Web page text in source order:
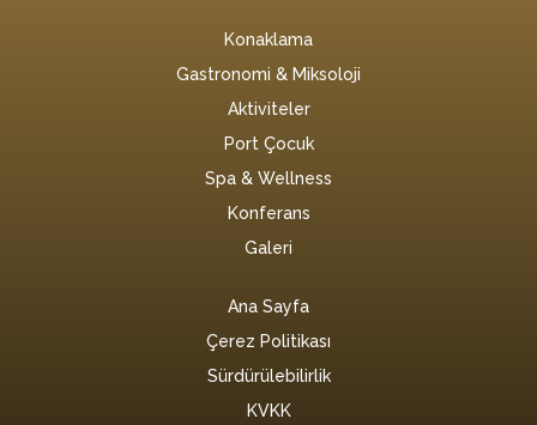
Konaklama
Gastronomi & Miksoloji
Aktiviteler
Port Çocuk
Spa & Wellness
Konferans
Galeri
Ana Sayfa
Çerez Politikası
Sürdürülebilirlik
KVKK